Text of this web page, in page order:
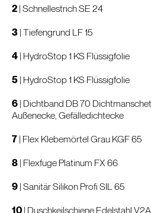
2 Schnellestrich SE 24
3 Tiefengrund LF 15
4 HydroStop 1 KS Flüssigfolie
5 HydroStop 1 KS Flüssigfolie
6 Dichtband DB 70
Außenecke, Gefälledichtecke
7 Flex Klebemörtel Grau KGF 65
8 Flexfuge Platinum FX 66
9 Sanitär Silikon Profi SIL 65
10 Duschkeilschiene Edelstahl